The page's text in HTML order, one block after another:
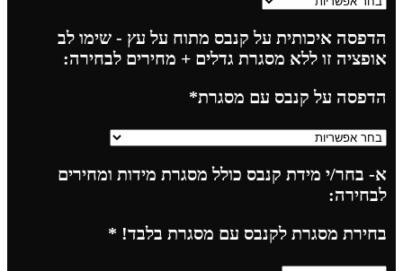
הדפסה איכותית על קנבס מתוח על עץ - שימו לב
אופציה זו ללא מסגרת גדלים + מחירים לבחירה:
הדפסה על קנבס עם מסגרת*
א- בחר/י מידת קנבס כולל מסגרת מידות ומחירים
לבחירה:
בחירת מסגרת לקנבס עם מסגרת בלבד! *